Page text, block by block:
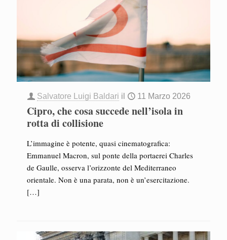
Salvatore Luigi Baldari il 11 Marzo 2026
Cipro, che cosa succede nell’isola in
rotta di collisione
L’immagine è potente, quasi cinematografica:
Emmanuel Macron, sul ponte della portaerei Charles
de Gaulle, osserva l’orizzonte del Mediterraneo
orientale. Non è una parata, non è un’esercitazione.
[…]